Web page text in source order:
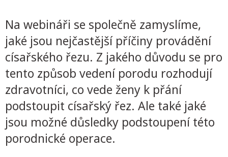
Na webináři se společně zamyslíme,
jaké jsou nejčastější příčiny provádění
císařského řezu. Z jakého důvodu se pro
tento způsob vedení porodu rozhodují
zdravotníci, co vede ženy k přání
podstoupit císařský řez. Ale také jaké
jsou možné důsledky podstoupení této
porodnické operace.